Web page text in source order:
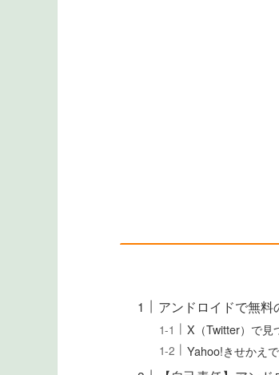
アンドロイドで無
X（Twitter）で見
Yahoo!きせかえ